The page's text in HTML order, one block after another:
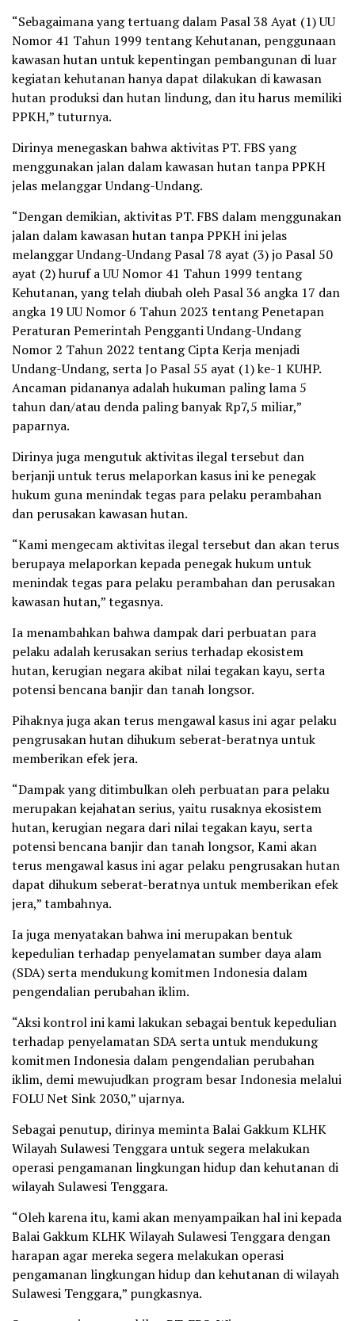
“Sebagaimana yang tertuang dalam Pasal 38 Ayat (1) UU
Nomor 41 Tahun 1999 tentang Kehutanan, penggunaan
kawasan hutan untuk kepentingan pembangunan di luar
kegiatan kehutanan hanya dapat dilakukan di kawasan
hutan produksi dan hutan lindung, dan itu harus memiliki
PPKH,” tuturnya.
Dirinya menegaskan bahwa aktivitas PT. FBS yang
menggunakan jalan dalam kawasan hutan tanpa PPKH
jelas melanggar Undang-Undang.
“Dengan demikian, aktivitas PT. FBS dalam menggunakan
jalan dalam kawasan hutan tanpa PPKH ini jelas
melanggar Undang-Undang Pasal 78 ayat (3) jo Pasal 50
ayat (2) huruf a UU Nomor 41 Tahun 1999 tentang
Kehutanan, yang telah diubah oleh Pasal 36 angka 17 dan
angka 19 UU Nomor 6 Tahun 2023 tentang Penetapan
Peraturan Pemerintah Pengganti Undang-Undang
Nomor 2 Tahun 2022 tentang Cipta Kerja menjadi
Undang-Undang, serta Jo Pasal 55 ayat (1) ke-1 KUHP.
Ancaman pidananya adalah hukuman paling lama 5
tahun dan/atau denda paling banyak Rp7,5 miliar,”
paparnya.
Dirinya juga mengutuk aktivitas ilegal tersebut dan
berjanji untuk terus melaporkan kasus ini ke penegak
hukum guna menindak tegas para pelaku perambahan
dan perusakan kawasan hutan.
“Kami mengecam aktivitas ilegal tersebut dan akan terus
berupaya melaporkan kepada penegak hukum untuk
menindak tegas para pelaku perambahan dan perusakan
kawasan hutan,” tegasnya.
Ia menambahkan bahwa dampak dari perbuatan para
pelaku adalah kerusakan serius terhadap ekosistem
hutan, kerugian negara akibat nilai tegakan kayu, serta
potensi bencana banjir dan tanah longsor.
Pihaknya juga akan terus mengawal kasus ini agar pelaku
pengrusakan hutan dihukum seberat-beratnya untuk
memberikan efek jera.
“Dampak yang ditimbulkan oleh perbuatan para pelaku
merupakan kejahatan serius, yaitu rusaknya ekosistem
hutan, kerugian negara dari nilai tegakan kayu, serta
potensi bencana banjir dan tanah longsor, Kami akan
terus mengawal kasus ini agar pelaku pengrusakan hutan
dapat dihukum seberat-beratnya untuk memberikan efek
jera,” tambahnya.
Ia juga menyatakan bahwa ini merupakan bentuk
kepedulian terhadap penyelamatan sumber daya alam
(SDA) serta mendukung komitmen Indonesia dalam
pengendalian perubahan iklim.
“Aksi kontrol ini kami lakukan sebagai bentuk kepedulian
terhadap penyelamatan SDA serta untuk mendukung
komitmen Indonesia dalam pengendalian perubahan
iklim, demi mewujudkan program besar Indonesia melalui
FOLU Net Sink 2030,” ujarnya.
Sebagai penutup, dirinya meminta Balai Gakkum KLHK
Wilayah Sulawesi Tenggara untuk segera melakukan
operasi pengamanan lingkungan hidup dan kehutanan di
wilayah Sulawesi Tenggara.
“Oleh karena itu, kami akan menyampaikan hal ini kepada
Balai Gakkum KLHK Wilayah Sulawesi Tenggara dengan
harapan agar mereka segera melakukan operasi
pengamanan lingkungan hidup dan kehutanan di wilayah
Sulawesi Tenggara,” pungkasnya.